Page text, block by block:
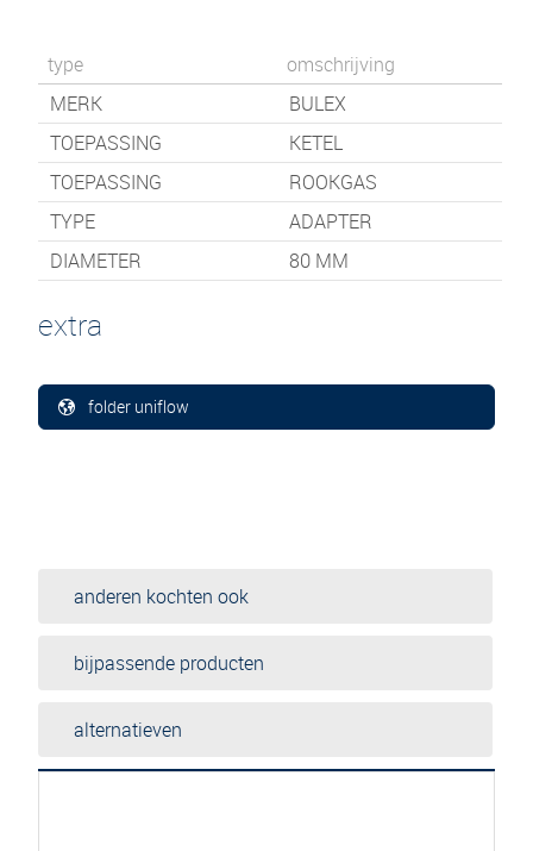
type
omschrijving
MERK
BULEX
TOEPASSING
KETEL
TOEPASSING
ROOKGAS
TYPE
ADAPTER
DIAMETER
80 MM
extra
folder uniflow
anderen kochten ook
bijpassende producten
alternatieven